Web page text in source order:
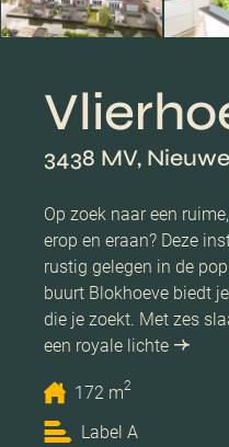
3438 MV,
Op zoek naar een
erop en eraan? Deze
rustig gelegen in de
buurt Blokhoeve biedt
die je zoekt. Met zes
een royale lichte
172 m2
Label A